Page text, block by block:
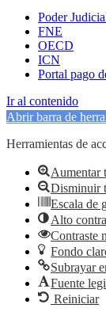
Poder
FNE
OECD
ICN
Portal pago
Ir al contenido
Abrir barra de
Herramientas de
Aumentar
Disminuir
Escala de
Alto
Contraste
Fondo
Subrayar
Fuente
Reiniciar